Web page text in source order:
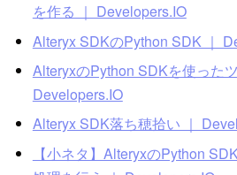
を作る ｜ Developers.IO
Alteryx SDKのPython SDK ｜
AlteryxのPython SDKを使った
Developers.IO
Alteryx SDK落ち穂拾い ｜
【小ネタ】AlteryxのPython